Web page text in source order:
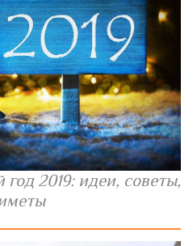
2019: идеи, советы,